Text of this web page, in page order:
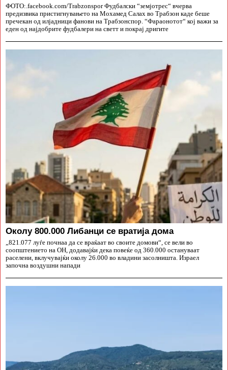
ФОТО:.facebook.com/Trabzonspor Фудбалски “земјотрес“ вчерва
предизвика пристигнувањето на Мохамед Салах во Трабзон каде беше
пречекан од илјадници фанови на Трабзонспор. “Фараонотот“ кој важи за
еден од најдобрите фудбалери на светт и покрај дригите
Околу 800.000 Либанци се вратија дома
„821.077 луѓе почнаа да се враќаат во своите домови“, се вели во
соопштението на ОН, додавајќи дека повеќе од 360.000 остануваат
раселени, вклучувајќи околу 26.000 во владини засолништа. Израел
започна воздушни напади